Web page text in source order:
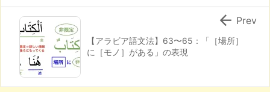
【アラビア語文法】63〜65：「［場所］
に［モノ］がある」の表現
 Prev